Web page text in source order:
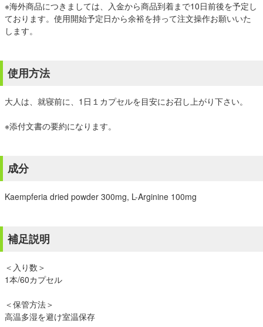
※海外商品につきましては、入金から商品到着まで10日前後を予定し
ております。使用開始予定日から余裕を持って注文操作お願いいた
します。
使用方法
大人は、就寝前に、1日１カプセルを目安にお召し上がり下さい。
※添付文書の要約になります。
成分
Kaempferia dried powder 300mg, L-Arginine 100mg
補足説明
＜入り数＞
1本/60カプセル
＜保管方法＞
高温多湿を避け室温保存